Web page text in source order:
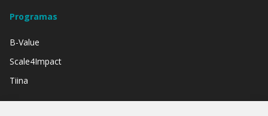
Programas
B-Value
Scale4Impact
Tiina